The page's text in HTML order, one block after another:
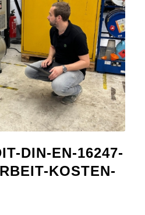
DIN-EN-16247-
KOSTEN-